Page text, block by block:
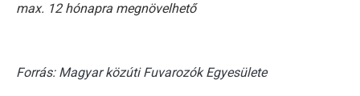
max. 12 hónapra megnövelhető
Forrás: Magyar közúti Fuvarozók Egyesülete